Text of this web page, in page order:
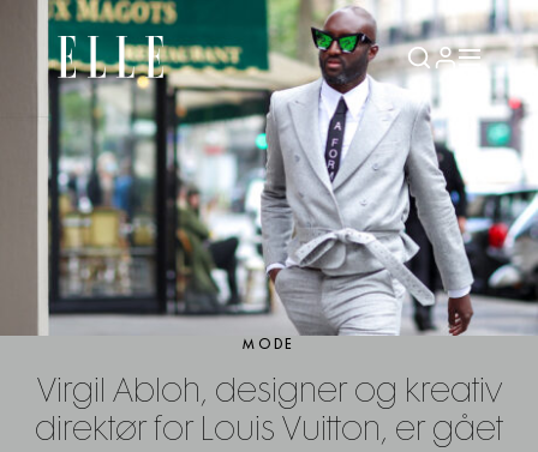
MODE
Virgil Abloh, designer og kreativ
direktør for Louis Vuitton, er gået